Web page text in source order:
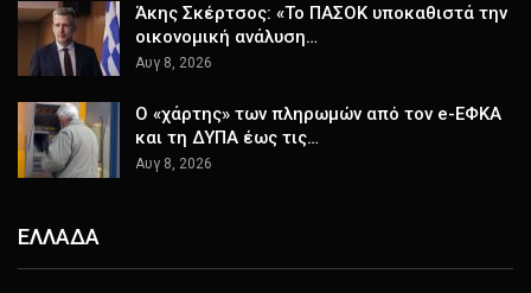
Άκης Σκέρτσος: «Το ΠΑΣΟΚ υποκαθιστά την
οικονομική ανάλυση…
Αυγ 8, 2026
Ο «χάρτης» των πληρωμών από τον e-ΕΦΚΑ
και τη ΔΥΠΑ έως τις…
Αυγ 8, 2026
ΕΛΛΑΔΑ